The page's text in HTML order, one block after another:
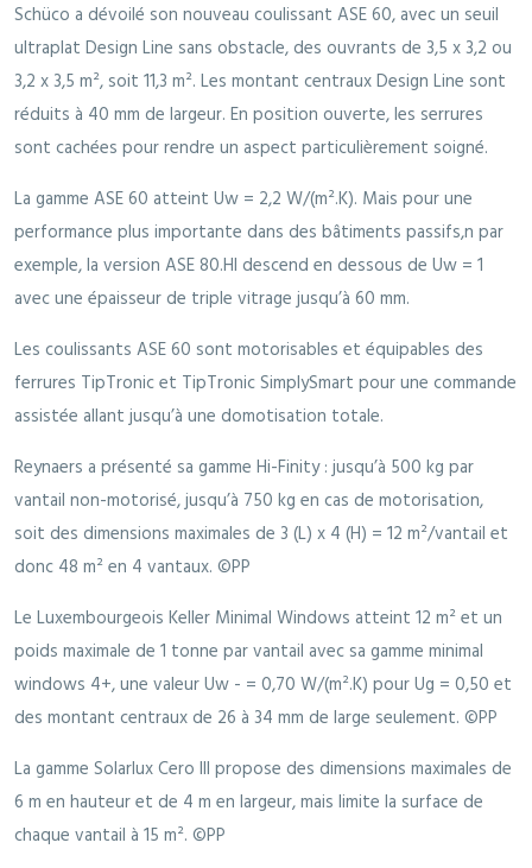
Schüco a dévoilé son nouveau coulissant ASE 60, avec un seuil
ultraplat Design Line sans obstacle, des ouvrants de 3,5 x 3,2 ou
3,2 x 3,5 m², soit 11,3 m². Les montant centraux Design Line sont
réduits à 40 mm de largeur. En position ouverte, les serrures
sont cachées pour rendre un aspect particulièrement soigné.
La gamme ASE 60 atteint Uw = 2,2 W/(m².K). Mais pour une
performance plus importante dans des bâtiments passifs,n par
exemple, la version ASE 80.HI descend en dessous de Uw = 1
avec une épaisseur de triple vitrage jusqu’à 60 mm.
Les coulissants ASE 60 sont motorisables et équipables des
ferrures TipTronic et TipTronic SimplySmart pour une commande
assistée allant jusqu’à une domotisation totale.
Reynaers a présenté sa gamme Hi-Finity : jusqu’à 500 kg par
vantail non-motorisé, jusqu’à 750 kg en cas de motorisation,
soit des dimensions maximales de 3 (L) x 4 (H) = 12 m²/vantail et
donc 48 m² en 4 vantaux. ©PP
Le Luxembourgeois Keller Minimal Windows atteint 12 m² et un
poids maximale de 1 tonne par vantail avec sa gamme minimal
windows 4+, une valeur Uw - = 0,70 W/(m².K) pour Ug = 0,50 et
des montant centraux de 26 à 34 mm de large seulement. ©PP
La gamme Solarlux Cero III propose des dimensions maximales de
6 m en hauteur et de 4 m en largeur, mais limite la surface de
chaque vantail à 15 m². ©PP